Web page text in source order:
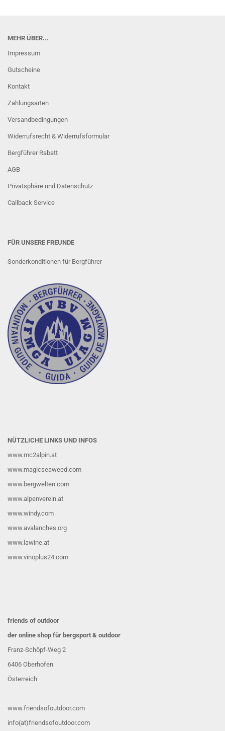
MEHR ÜBER...
Impressum
Gutscheine
Kontakt
Zahlungsarten
Versandbedingungen
Widerrufsrecht & Widerrufsformular
Bergführer Rabatt
AGB
Privatsphäre und Datenschutz
Callback Service
FÜR UNSERE FREUNDE
Sonderkonditionen für Bergführer
NÜTZLICHE LINKS UND INFOS
www.mc2alpin.at
www.magicseaweed.com
www.bergwelten.com
www.alpenverein.at
www.windy.com
www.avalanches.org
www.lawine.at
www.vinoplus24.com
friends of outdoor
der online shop für bergsport & outdoor
Franz-Schöpf-Weg 2
6406 Oberhofen
Österreich
www.friendsofoutdoor.com
info(at)friendsofoutdoor.com